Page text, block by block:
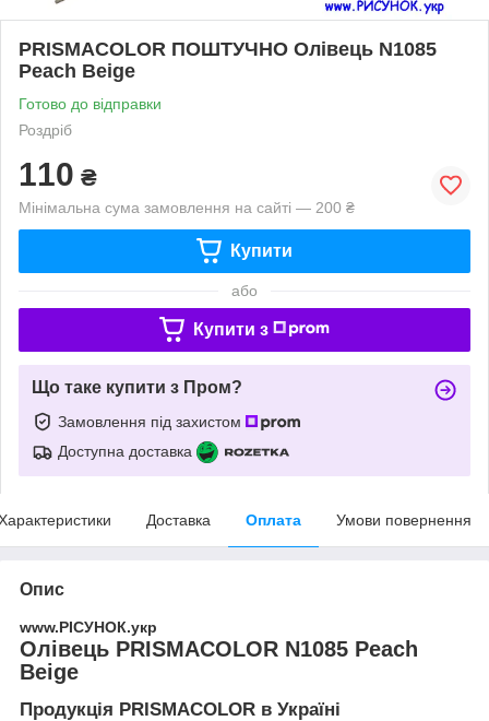
PRISMACOLOR ПОШТУЧНО Олівець N1085
Peach Beige
Готово до відправки
Роздріб
110 ₴
Мінімальна сума замовлення на сайті — 200 ₴
Купити
або
Купити з
Що таке купити з Пром?
Замовлення під захистом
Доступна доставка
Доставка Оплата Умови повернення
Опис
www.РІСУНОК.укр
Олівець PRISMACOLOR N1085 Peach
Beige
Продукція PRISMACOLOR в Україні